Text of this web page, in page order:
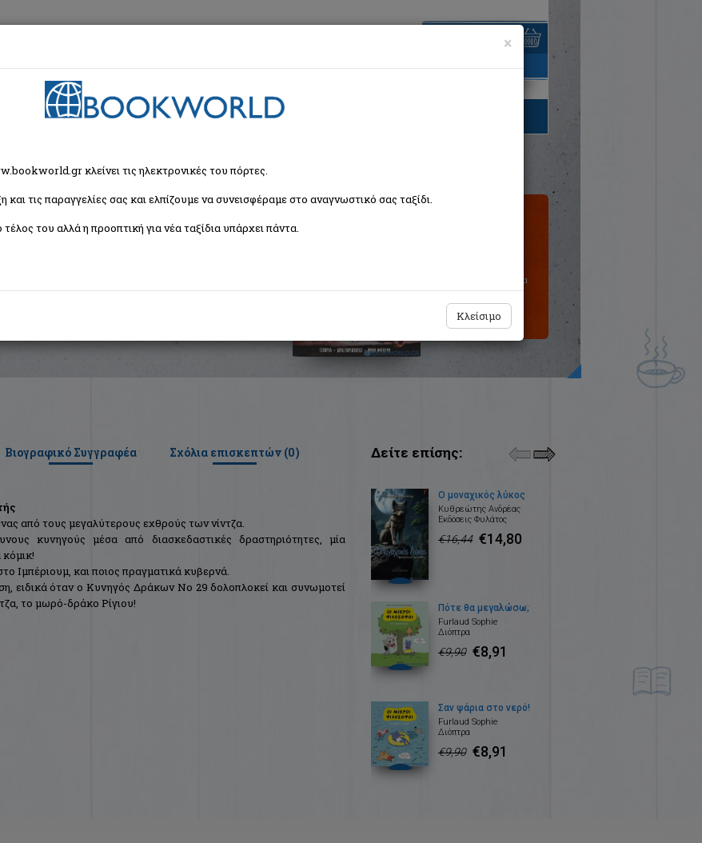
είναι άδειο
πολεμιστής
Δεν υπάρχει δυνατότητα
παραγγελίας
Βιογραφικό Συγγραφέα Σχόλια επισκεπτών (0)
από τους μεγαλύτερους εχθρούς των νίντζα.
κυνηγούς μέσα από διασκεδαστικές δραστηριότητες, μία
Ιμπέριουμ, και ποιος πραγματικά κυβερνά.
ειδικά όταν ο Κυνηγός Δράκων Νο 29 δολοπλοκεί και συνωμοτεί
το μωρό-δράκο Ρίγιου!
Δείτε επίσης:
Ο μοναχικός λύκος
Κυθρεώτης Ανδρέας
Εκδόσεις Φυλάτος
€16,44 €14,80
Πότε θα μεγαλώσω;
Furlaud Sophie
Διόπτρα
€9,90 €8,91
Σαν ψάρια στο νερό!
Furlaud Sophie
Διόπτρα
€9,90 €8,91
×
κλείνει τις ηλεκτρονικές του πόρτες.
και τις παραγγελίες σας και ελπίζουμε να συνεισφέραμε στο αναγνωστικό σας ταξίδι.
του αλλά η προοπτική για νέα ταξίδια υπάρχει πάντα.
Κλείσιμο